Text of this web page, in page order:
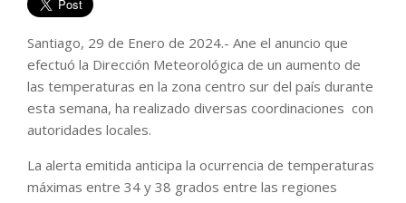
Santiago, 29 de Enero de 2024.- Ane el anuncio que
efectuó la Dirección Meteorológica de un aumento de
las temperaturas en la zona centro sur del país durante
esta semana, ha realizado diversas coordinaciones con
autoridades locales.
La alerta emitida anticipa la ocurrencia de temperaturas
máximas entre 34 y 38 grados entre las regiones